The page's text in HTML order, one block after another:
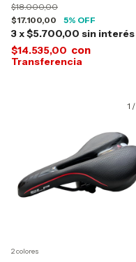
$17.100,00
$18.000,00
5% OFF
3x$5.700,00 sin interés
$14.535,00 con
1 /
2 colores